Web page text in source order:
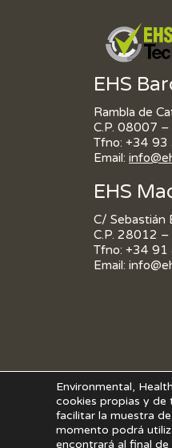
EHS
Rambla de
C.P. 08007 –
Tfno: +34 93
Email:
EHS
C/ Sebastián
C.P. 28012 –
Tfno: +34 91
Email:
Environmental,
cookies propias y de
facilitar la muestra
momento podrá
encontrará al final